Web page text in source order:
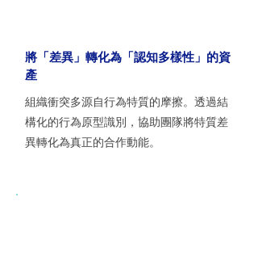
將「差異」轉化為「認知多樣性」的資
產
組織衝突多源自行為特質的摩擦。透過結
構化的行為原型識別，協助團隊將特質差
異轉化為真正的合作動能。